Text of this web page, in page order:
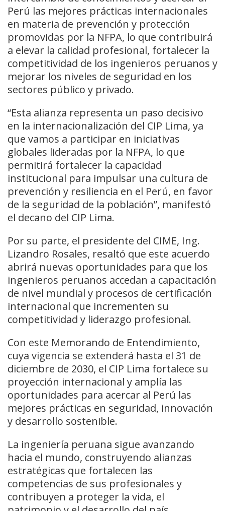
Perú las mejores prácticas internacionales
en materia de prevención y protección
promovidas por la NFPA, lo que contribuirá
a elevar la calidad profesional, fortalecer la
competitividad de los ingenieros peruanos y
mejorar los niveles de seguridad en los
sectores público y privado.
“Esta alianza representa un paso decisivo
en la internacionalización del CIP Lima, ya
que vamos a participar en iniciativas
globales lideradas por la NFPA, lo que
permitirá fortalecer la capacidad
institucional para impulsar una cultura de
prevención y resiliencia en el Perú, en favor
de la seguridad de la población”, manifestó
el decano del CIP Lima.
Por su parte, el presidente del CIME, Ing.
Lizandro Rosales, resaltó que este acuerdo
abrirá nuevas oportunidades para que los
ingenieros peruanos accedan a capacitación
de nivel mundial y procesos de certificación
internacional que incrementen su
competitividad y liderazgo profesional.
Con este Memorando de Entendimiento,
cuya vigencia se extenderá hasta el 31 de
diciembre de 2030, el CIP Lima fortalece su
proyección internacional y amplía las
oportunidades para acercar al Perú las
mejores prácticas en seguridad, innovación
y desarrollo sostenible.
La ingeniería peruana sigue avanzando
hacia el mundo, construyendo alianzas
estratégicas que fortalecen las
competencias de sus profesionales y
contribuyen a proteger la vida, el